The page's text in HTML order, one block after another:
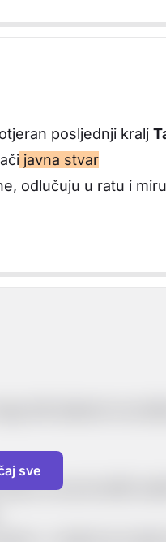
posljednji kralj
javna stvar
odlučuju u ratu i
su se provodili
sve